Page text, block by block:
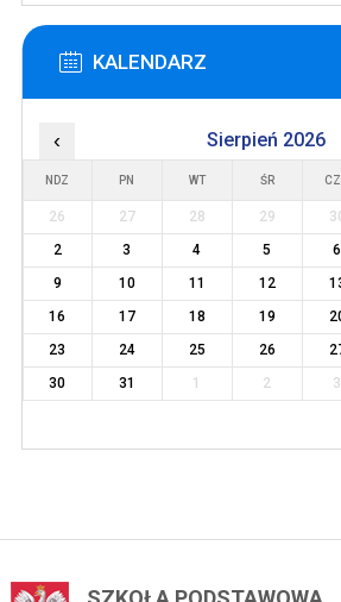
KALENDARZ
‹ Sierpień 2026
NDZ PN WT ŚR
26 27 28 29
2
3 4 5 6
9
10 11 12
16
17 18 19
23
24 25 26
30
31 1 2 3